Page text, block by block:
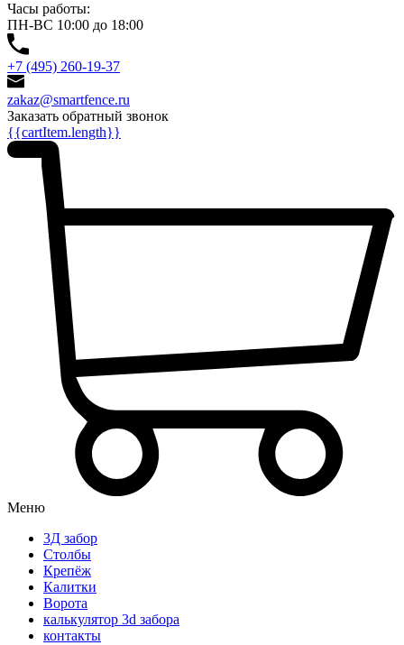
Часы работы:
ПН-ВС 10:00 до 18:00
+7 (495) 260-19-37
zakaz@smartfence.ru
Заказать обратный звонок
{{cartItem.length}}
Меню
3Д забор
Столбы
Крепёж
Калитки
Ворота
калькулятор 3d забора
контакты